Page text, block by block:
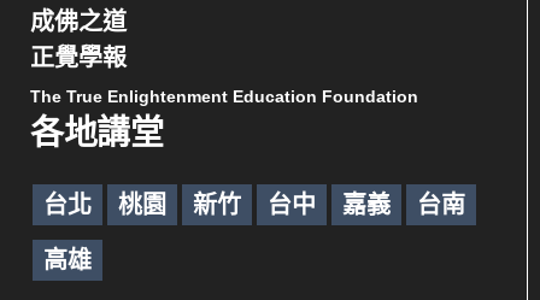
成佛之道
正覺學報
The True Enlightenment Education Foundation
各地講堂
台北 桃園 新竹 台中 嘉義 台南
高雄